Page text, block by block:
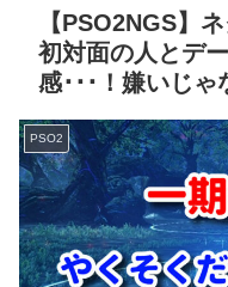
【PSO2NGS】
初対面の人とデ
感･･･！嫌いじゃ
PSO2